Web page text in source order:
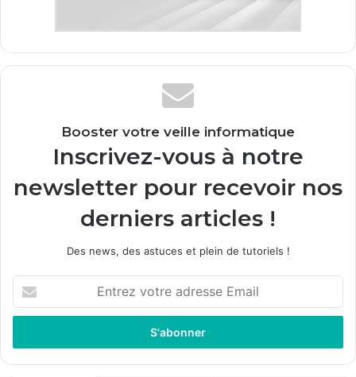
Booster votre veille informatique
Inscrivez-vous à notre
newsletter pour recevoir nos
derniers articles !
Des news, des astuces et plein de tutoriels !
t
e
z